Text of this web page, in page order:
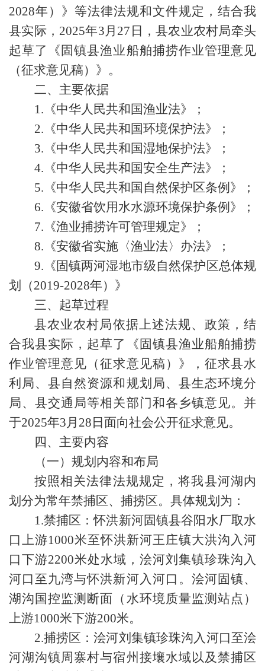
2028年）》等法律法规和文件规定，结合我
县实际，2025年3月27日，县农业农村局牵头
起草了《固镇县渔业船舶捕捞作业管理意见
（征求意见稿）》。
二、主要依据
1.《中华人民共和国渔业法》；
2.《中华人民共和国环境保护法》；
3.《中华人民共和国湿地保护法》；
4.《中华人民共和国安全生产法》；
5.《中华人民共和国自然保护区条例》；
6.《安徽省饮用水水源环境保护条例》；
7.《渔业捕捞许可管理规定》；
8.《安徽省实施〈渔业法〉办法》；
9.《固镇两河湿地市级自然保护区总体规
划（2019-2028年）》
三、起草过程
县农业农村局依据上述法规、政策，结
合我县实际，起草了《固镇县渔业船舶捕捞
作业管理意见（征求意见稿）》，征求县水
利局、县自然资源和规划局、县生态环境分
局、县交通局等相关部门和各乡镇意见。并
于2025年3月28日面向社会公开征求意见。
四、主要内容
（一）规划内容和布局
按照相关法律法规规定，将我县河湖内
划分为常年禁捕区、捕捞区。具体规划为：
1.禁捕区：怀洪新河固镇县谷阳水厂取水
口上游1000米至怀洪新河王庄镇大洪沟入河
口下游2200米处水域，浍河刘集镇珍珠沟入
河口至九湾与怀洪新河入河口。浍河固镇、
湖沟国控监测断面（水环境质量监测站点）
上游1000米下游200米。
2.捕捞区：浍河刘集镇珍珠沟入河口至浍
河湖沟镇周寨村与宿州接壤水域以及禁捕区